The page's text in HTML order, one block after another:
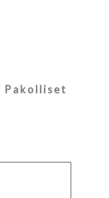
Pakolliset